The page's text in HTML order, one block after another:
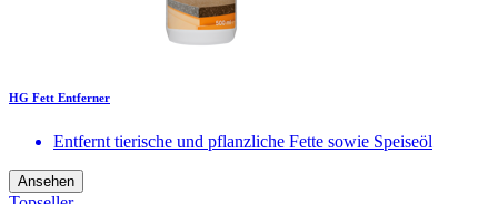
HG Fett Entferner
Entfernt tierische und pflanzliche Fette sowie Speiseöl
Ansehen